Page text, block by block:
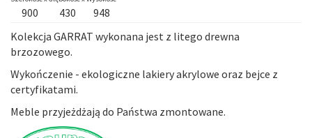
900 430
948
Kolekcja GARRAT wykonana jest z litego drewna
brzozowego.
Wykończenie - ekologiczne lakiery akrylowe oraz bejce z
certyfikatami.
Meble przyjeżdżają do Państwa zmontowane.